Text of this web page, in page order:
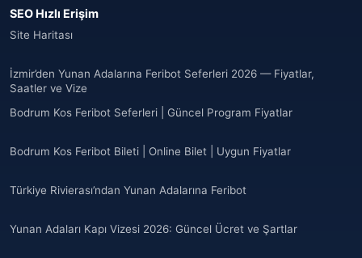
SEO Hızlı Erişim
Site Haritası
İzmir’den Yunan Adalarına Feribot Seferleri 2026 — Fiyatlar,
Saatler ve Vize
Bodrum Kos Feribot Seferleri | Güncel Program Fiyatlar
Bodrum Kos Feribot Bileti | Online Bilet | Uygun Fiyatlar
Türkiye Rivierası’ndan Yunan Adalarına Feribot
Yunan Adaları Kapı Vizesi 2026: Güncel Ücret ve Şartlar